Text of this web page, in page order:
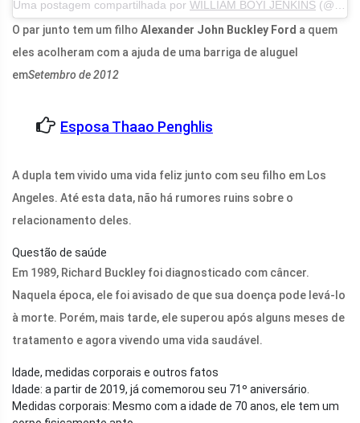
Uma postagem compartilhada por WILLIAM BOYI JENKINS (@willieboyjr) em 2 de julho de 2017 às 13h40 PDT
O par junto tem um filho Alexander John Buckley Ford a quem
eles acolheram com a ajuda de uma barriga de aluguel
emSetembro de 2012
Esposa Thaao Penghlis
A dupla tem vivido uma vida feliz junto com seu filho em Los
Angeles. Até esta data, não há rumores ruins sobre o
relacionamento deles.
Questão de saúde
Em 1989, Richard Buckley foi diagnosticado com câncer.
Naquela época, ele foi avisado de que sua doença pode levá-lo
à morte. Porém, mais tarde, ele superou após alguns meses de
tratamento e agora vivendo uma vida saudável.
Idade, medidas corporais e outros fatos
Idade: a partir de 2019, já comemorou seu 71º aniversário.
Medidas corporais: Mesmo com a idade de 70 anos, ele tem um